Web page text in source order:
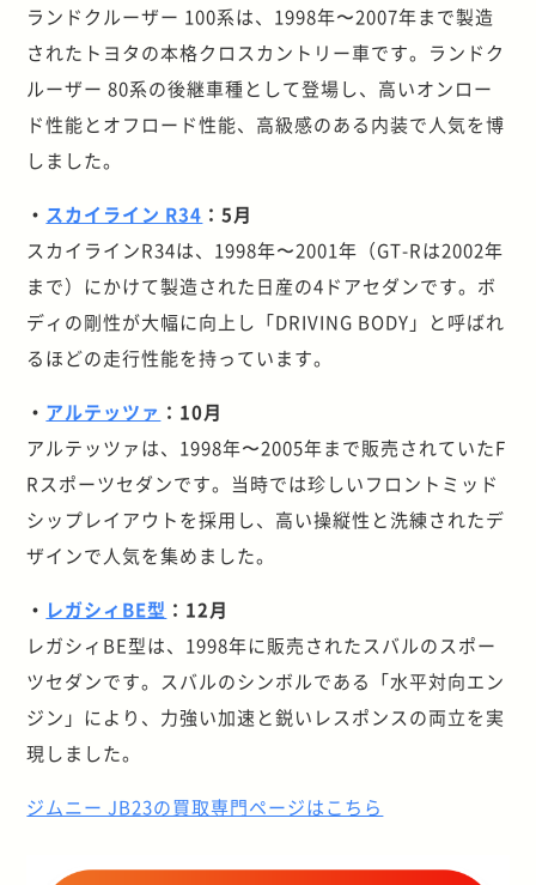
ランドクルーザー 100系は、1998年〜2007年まで製造
されたトヨタの本格クロスカントリー車です。ランドク
ルーザー 80系の後継車種として登場し、高いオンロー
ド性能とオフロード性能、高級感のある内装で人気を博
しました。
・ スカイライン R34 ：5月
スカイラインR34は、1998年〜2001年（GT-Rは2002年
まで）にかけて製造された日産の4ドアセダンです。ボ
ディの剛性が大幅に向上し「DRIVING BODY」と呼ばれ
るほどの走行性能を持っています。
・ アルテッツァ ：10月
アルテッツァは、1998年〜2005年まで販売されていたF
Rスポーツセダンです。当時では珍しいフロントミッド
シップレイアウトを採用し、高い操縦性と洗練されたデ
ザインで人気を集めました。
・ レガシィBE型 ：12月
レガシィBE型は、1998年に販売されたスバルのスポー
ツセダンです。スバルのシンボルである「水平対向エン
ジン」により、力強い加速と鋭いレスポンスの両立を実
現しました。
ジムニー JB23の買取専門ページはこちら